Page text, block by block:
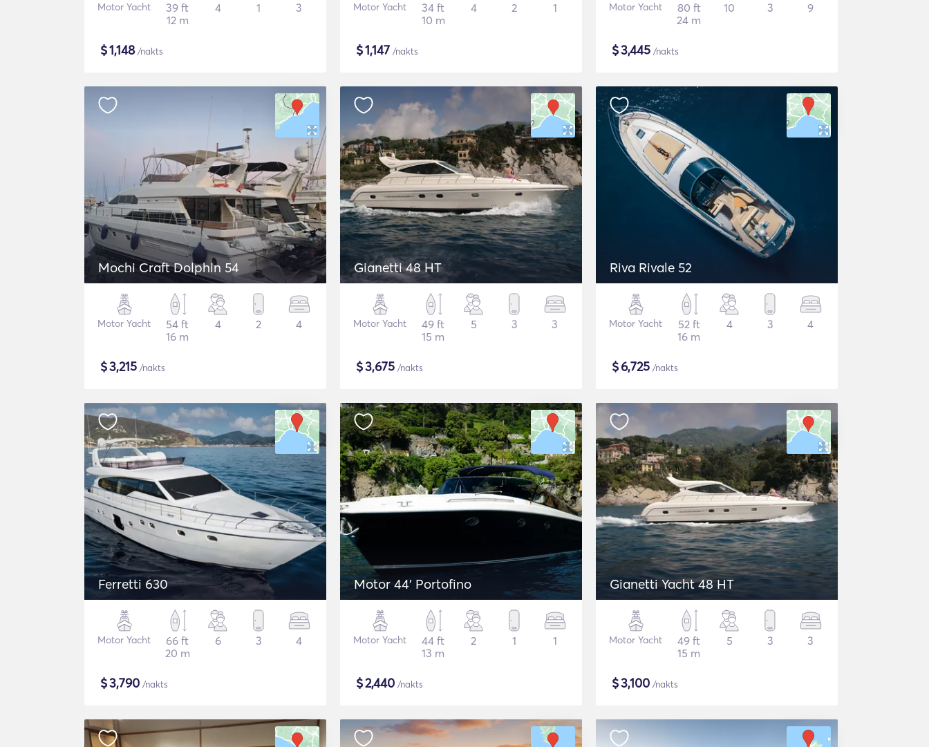
Motor Yacht
39 ft
12 m
4 1 3
$1,148/nakts
Motor Yacht
34 ft
10 m
4 2 1
$1,147 /nakts
Motor Yacht
80 ft
24 m
10 3 9
$3,445 /nakts
Mochi Craft Dolphin 54
Motor Yacht
54 ft
16 m
4 2 4
$3,215 /nakts
Gianetti 48 HT
Motor Yacht
49 ft
15 m
5 3 3
$3,675 /nakts
Riva Rivale 52
Motor Yacht
52 ft
16 m
4 3 4
$6,725 /nakts
Ferretti 630
Motor Yacht
66 ft
20 m
6 3 4
$3,790 /nakts
Motor 44' Portofino
Motor Yacht
44 ft
13 m
2 1 1
$2,440 /nakts
Gianetti Yacht 48 HT
Motor Yacht
49 ft
15 m
5 3 3
$3,100 /nakts